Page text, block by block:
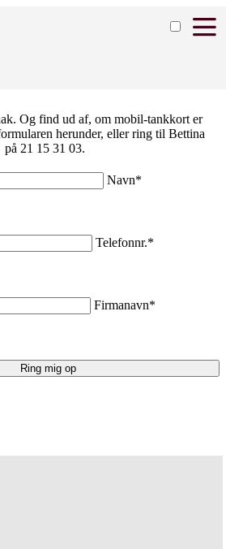
Og find ud af, om mobil-tankkort er
herunder, eller ring til Bettina
på 21 15 31 03.
Navn*
Telefonnr.*
Firmanavn*
Ring mig op